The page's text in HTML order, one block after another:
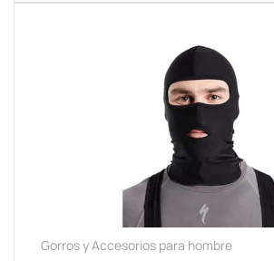
Gorros y Accesorios para hombre